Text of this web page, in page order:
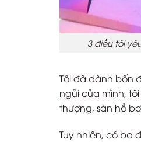
3 điều tôi
Tôi đã dành bốn
ngủi của mình,
thượng, sàn hồ
Tuy nhiên, có ba